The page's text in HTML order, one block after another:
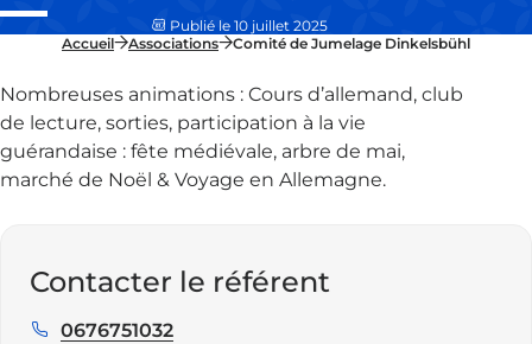
Publié le 10 juillet 2025
Accueil Associations Comité de Jumelage Dinkelsbühl
Nombreuses animations : Cours d’allemand, club
de lecture, sorties, participation à la vie
guérandaise : fête médiévale, arbre de mai,
marché de Noël & Voyage en Allemagne.
Contacter le référent
Téléphone
0676751032